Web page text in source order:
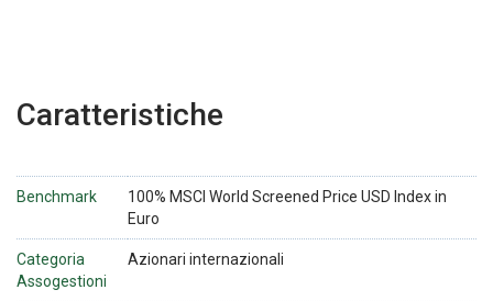
Caratteristiche
Benchmark
100% MSCI World Screened Price USD Index in
Euro
Categoria
Assogestioni
Azionari internazionali